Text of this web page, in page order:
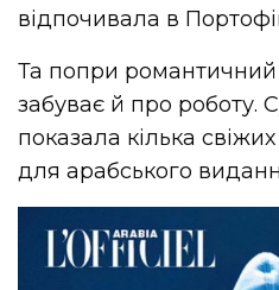
відпочивала в
Та попри романтичний
забуває й про роботу.
показала кілька
для арабського